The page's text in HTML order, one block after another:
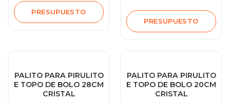
PRESUPUESTO
PRESUPUESTO
PALITO PARA PIRULITO
E TOPO DE BOLO 28CM
CRISTAL
PALITO PARA PIRULITO
E TOPO DE BOLO 20CM
CRISTAL